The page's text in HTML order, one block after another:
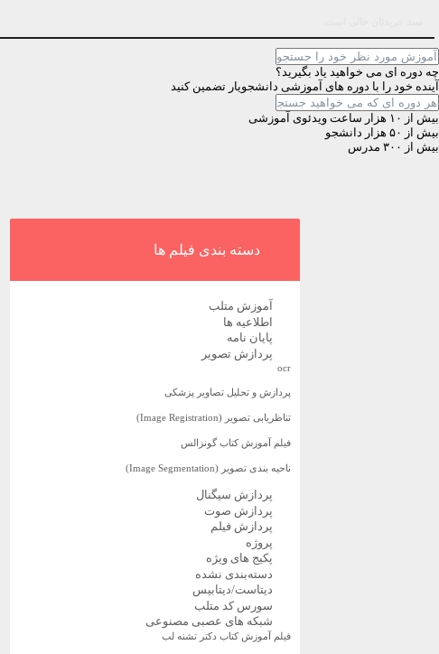
چه دوره ای می خواهید یاد بگیرید؟
آینده خود را با دوره های آموزشی دانشجویار تضمین کنید
بیش از ۱۰ هزار ساعت ویدئوی آموزشی
بیش از ۵۰ هزار دانشجو
بیش از ۳۰۰ مدرس
دسته بندی فیلم ها
آموزش متلب
اطلاعیه ها
پایان نامه
پردازش تصویر
ocr
پردازش و تحلیل تصاویر پزشکی
تناظریابی تصویر (Image Registration)
فیلم آموزش کتاب گونزالس
ناحیه بندی تصویر (Image Segmentation)
پردازش سیگنال
پردازش صوت
پردازش فیلم
پروژه
پکیج های ویژه
دسته‌بندی نشده
دیتاست/دیتابیس
سورس کد متلب
شبکه های عصبی مصنوعی
فیلم آموزش کتاب دکتر تشنه لب